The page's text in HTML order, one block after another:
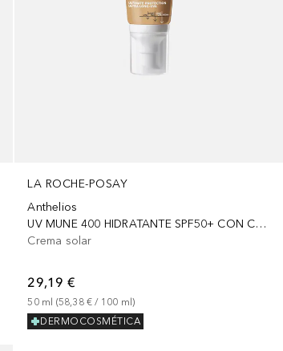
LA ROCHE-POSAY
Anthelios
UV MUNE 400 HIDRATANTE SPF50+ CON COLOR
Crema solar
29,19 €
50 ml (58,38 € / 100 ml)
DERMOCOSMÉTICA